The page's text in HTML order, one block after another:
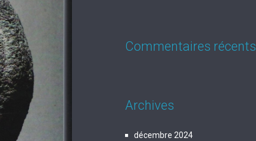
Commentaires récents
Archives
décembre 2024